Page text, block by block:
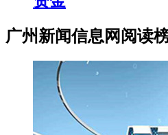
广州新闻信息网阅读